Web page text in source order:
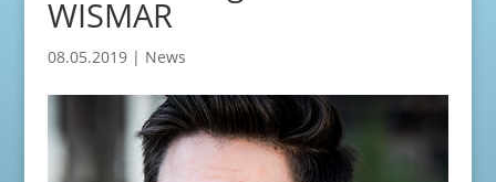
WISMAR
08.05.2019| News